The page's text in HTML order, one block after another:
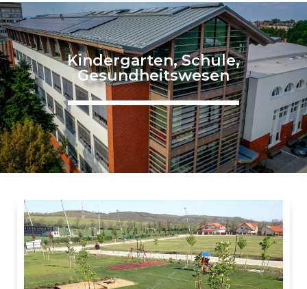
Kindergarten, Schule,
Gesundheitswesen